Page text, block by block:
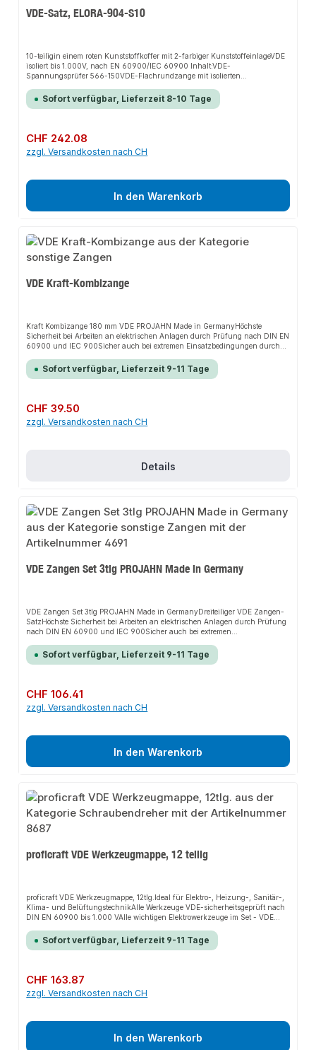
VDE-Satz, ELORA-904-S10
10-teiligin einem roten Kunststoffkoffer mit 2-farbiger KunststoffeinlageVDE
isoliert bis 1.000V, nach EN 60900/IEC 60900 Inhalt:VDE-
Spannungsprüfer 566-150VDE-Flachrundzange mit isolierten
Griffschutzhüllen 950-160VDE-Kombinationszange mit isolierten
Griffschutzhüllen 960-185VDE-Abisolierzange mit isolierten
Kreuzschlitzschraubendreher 910PH-1 und 2
Sofort verfügbar, Lieferzeit 8-10 Tage
Regulärer Preis:
CHF 242.08
zzgl. Versandkosten nach CH
In den Warenkorb
VDE Kraft-Kombizange
Kraft Kombizange 180 mm VDE PROJAHN Made in GermanyHöchste
Sicherheit bei Arbeiten an elektrischen Anlagen durch Prüfung nach DIN EN
60900 und IEC 900Sicher auch bei extremen Einsatzbedingungen durch
amerikanischer FormAsymmetrische Greifflächen für besseren Halt am
WerkstückFür Halte-, Greif-, Biege- und SchneidarbeitenGreifzonen für
Ringschlüssel für diverse SchraubarbeitenKraftgewerbe mit optimaler
DrahthalterZusätzlich induktiv gehärtete Schneiden erweitern
Sofort verfügbar, Lieferzeit 9-11 Tage
Regulärer Preis:
CHF 39.50
zzgl. Versandkosten nach CH
Details
VDE Zangen Set 3tlg PROJAHN Made in Germany
VDE Zangen Set 3tlg PROJAHN Made in GermanyDreiteiliger VDE Zangen-
SatzHöchste Sicherheit bei Arbeiten an elektrischen Anlagen durch Prüfung
nach DIN EN 60900 und IEC 900Sicher auch bei extremen
ergonomisch geformten Mehrkomponenten-Sicherheitshüllen nach DIN
EN/IEC 60900Kraftgewerbe mit optimaler Hebelübersetzung für einfaches
und verlängern LebensdauerInhalt:1 VDE Telefonzange 205 mm (4625-
(4623-160)
Sofort verfügbar, Lieferzeit 9-11 Tage
Regulärer Preis:
CHF 106.41
zzgl. Versandkosten nach CH
In den Warenkorb
proficraft VDE Werkzeugmappe, 12 teilig
proficraft VDE Werkzeugmappe, 12tlg.Ideal für Elektro-, Heizung-, Sanitär-,
Klima- und BelüftungstechnikAlle Werkzeuge VDE-sicherheitsgeprüft nach
DIN EN 60900 bis 1.000 VAlle wichtigen Elektrowerkzeuge im Set - VDE
MaterialienInhalt:3 VDE Schraubendreher für Kreuzschlitz-Schrauben PH 0
- 1 - 23 VDE Schraubendreher für Schlitz-Schrauben 2,5 - 4 - 6,5 mm1
VDE Telefon-/Radio-/Flachrundzange 200 mm
Sofort verfügbar, Lieferzeit 9-11 Tage
Regulärer Preis:
CHF 163.87
zzgl. Versandkosten nach CH
In den Warenkorb